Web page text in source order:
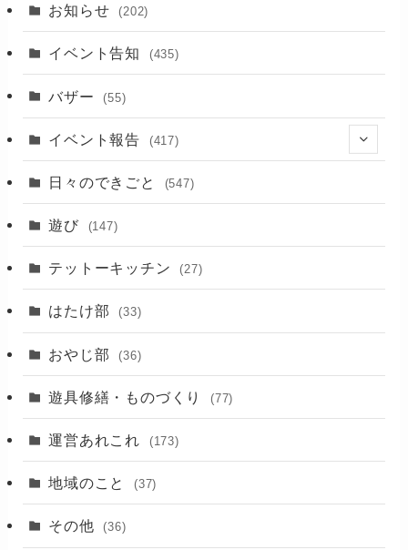
お知らせ (202)
イベント告知 (435)
バザー (55)
イベント報告 (417)
(2)
(3)
日々のできごと (547)
遊び (147)
テットーキッチン (27)
はたけ部 (33)
おやじ部 (36)
遊具修繕・ものづくり (77)
運営あれこれ (173)
地域のこと (37)
その他 (36)